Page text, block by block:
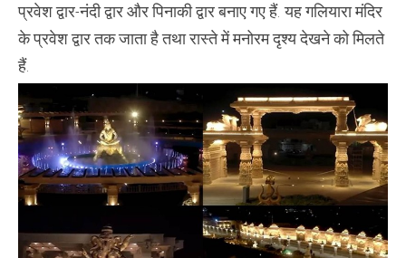
प्रवेश द्वार-नंदी द्वार और पिनाकी द्वार बनाए गए हैं. यह गलियारा मंदिर
के प्रवेश द्वार तक जाता है तथा रास्ते में मनोरम दृश्य देखने को मिलते
हैं.